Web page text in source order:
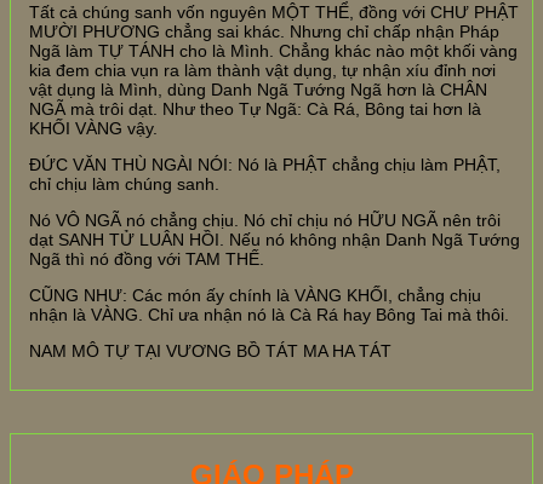
Tất cả chúng sanh vốn nguyên MỘT THỂ, đồng với CHƯ PHẬT
MƯỜI PHƯƠNG chẳng sai khác. Nhưng chỉ chấp nhận Pháp
Ngã làm TỰ TÁNH cho là Mình. Chẳng khác nào một khối vàng
kia đem chia vụn ra làm thành vật dụng, tự nhận xíu đỉnh nơi
vật dụng là Mình, dùng Danh Ngã Tướng Ngã hơn là CHÂN
NGÃ mà trôi dạt. Như theo Tự Ngã: Cà Rá, Bông tai hơn là
KHỐI VÀNG vậy.
ĐỨC VĂN THÙ NGÀI NÓI: Nó là PHẬT chẳng chịu làm PHẬT,
chỉ chịu làm chúng sanh.
Nó VÔ NGÃ nó chẳng chịu. Nó chỉ chịu nó HỮU NGÃ nên trôi
dạt SANH TỬ LUÂN HỒI. Nếu nó không nhận Danh Ngã Tướng
Ngã thì nó đồng với TAM THẾ.
CŨNG NHƯ: Các món ấy chính là VÀNG KHỐI, chẳng chịu
nhận là VÀNG. Chỉ ưa nhận nó là Cà Rá hay Bông Tai mà thôi.
NAM MÔ TỰ TẠI VƯƠNG BỒ TÁT MA HA TÁT
GIÁO PHÁP